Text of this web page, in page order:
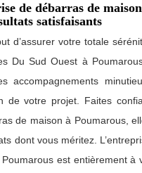
de débarras de
satisfaisants
d’assurer votre totale
Du Sud Ouest à
accompagnements
de votre projet. Faites
de maison à Poumarous,
dont vous méritez.
est entièrement à